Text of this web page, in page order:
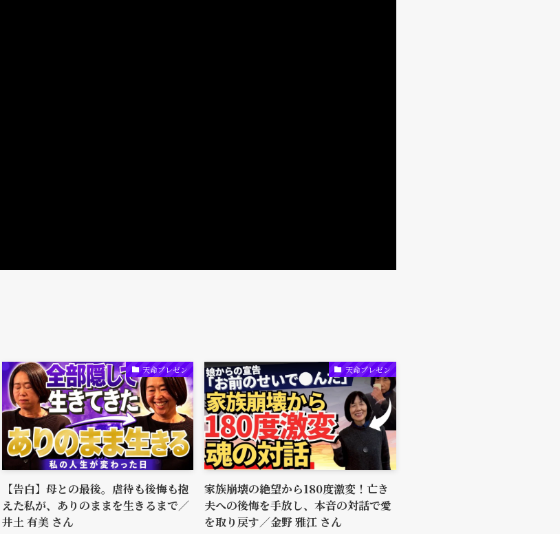
天命プレゼン
【告白】母との最後。虐待も後悔も抱
えた私が、ありのままを生きるまで／
井土 有美 さん
天命プレゼン
家族崩壊の絶望から180度激変！亡き
夫への後悔を手放し、本音の対話で愛
を取り戻す／金野 雅江 さん